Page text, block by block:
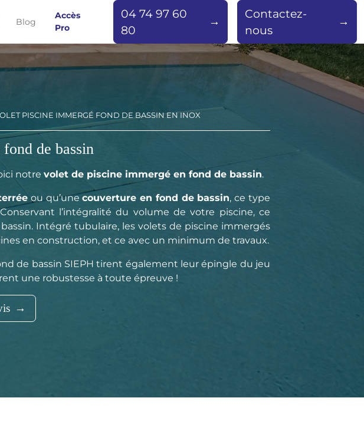
Blog
Accès
Pro
04 74 97 60
80
Contactez-
nous
PISCINE IMMERGÉ FOND DE BASSIN EN INOX
de bassin
notre volet de piscine immergé en fond de bassin.
ou qu’unecouverture en fond de bassin, ce type
l’intégralité du volume de votre piscine, ce
Intégré tubulaire, les volets de piscine immergés
en construction, et ce avec un minimum de travaux.
de bassin SIEPH tirent également leur épingle du jeu
une robustesse à toute épreuve !